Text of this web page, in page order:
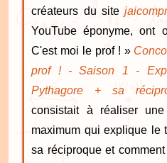
créateurs du site
YouTube éponyme, ont
C'est moi le prof ! »
prof ! - Saison 1 -
Pythagore + sa
consistait à réaliser
maximum qui explique le
sa réciproque et